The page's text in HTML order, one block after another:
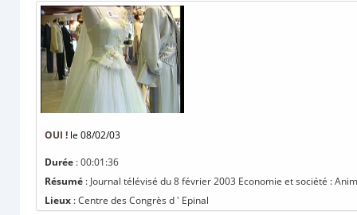
OUI ! le 08/02/03
Durée : 00:01:36
Résumé : Journal télévisé du 8 février 2003 Economie et société :
Lieux : Centre des Congrès d ' Epinal